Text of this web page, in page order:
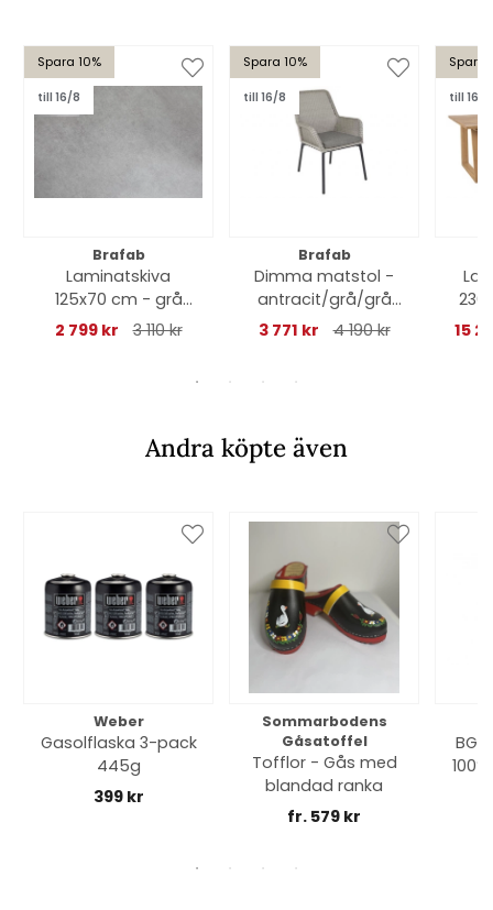
Spara 10%
till 16/8
Brafab
Laminatskiva
125x70 cm - grå
betonglook
2 799 kr 3 110 kr
Spara 10%
till 16/8
Brafab
Dimma matstol -
antracit/grå/grå
sittdyna
3 771 kr 4 190 kr
Spara
till 16/8
15
Andra köpte även
Weber
Gasolflaska 3-pack
445g
399 kr
Sommarbodens
Gåsatoffel
Tofflor - Gås med
blandad ranka
fr. 579 kr